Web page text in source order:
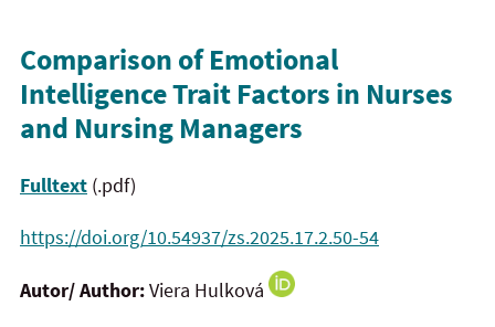
Comparison of Emotional
Intelligence Trait Factors in Nurses
and Nursing Managers
Fulltext (.pdf)
https://doi.org/10.54937/zs.2025.17.2.50-54
Autor/ Author:Viera Hulková